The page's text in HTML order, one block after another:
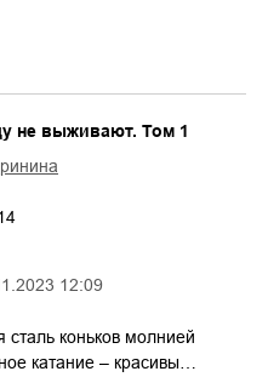
12:09
не выживают. Том 1
коньков молнией
катание – красивы…